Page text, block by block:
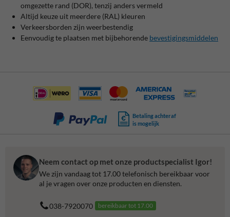
omgezette rand (DOR), tenzij anders vermeld
Altijd keuze uit meerdere (RAL) kleuren
Verkeersborden zijn weerbestendig
Eenvoudig te plaatsen met bijbehorende bevestigingsmiddelen
Betaling achteraf
is mogelijk
Neem contact op met onze productspecialist Igor!
We zijn vandaag tot 17.00 telefonisch bereikbaar voor
al je vragen over onze producten en diensten.
038-7920070 bereikbaar tot 17.00